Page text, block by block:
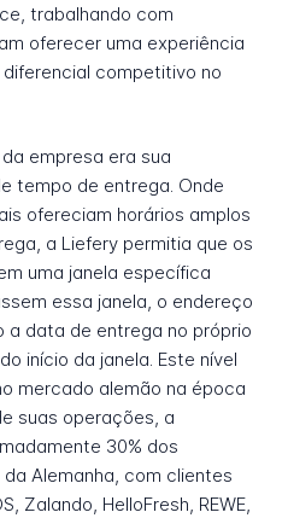
trabalhando com
oferecer uma experiência
competitivo no
empresa era sua
tempo de entrega. Onde
ofereciam horários amplos
a Liefery permitia que os
uma janela específica
essa janela, o endereço
a data de entrega no próprio
início da janela. Este nível
mercado alemão na época
suas operações, a
30% dos
Alemanha, com clientes
Zalando, HelloFresh, REWE,